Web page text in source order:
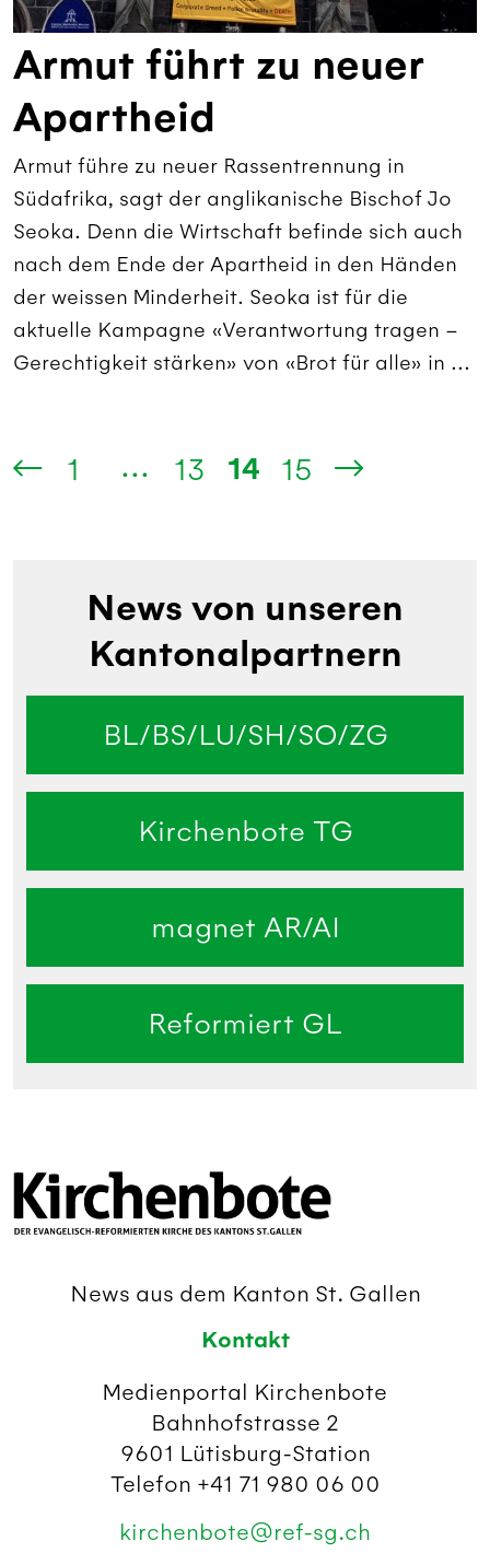
Armut führt zu neuer
Apartheid
Armut führe zu neuer Rassentrennung in
Südafrika, sagt der anglikanische Bischof Jo
Seoka. Denn die Wirtschaft befinde sich auch
nach dem Ende der Apartheid in den Händen
der weissen Minderheit. Seoka ist für die
aktuelle Kampagne «Verantwortung tragen –
Gerechtigkeit stärken» von «Brot für alle» in ...
1 ... 13 14 15
News von unseren
Kantonalpartnern
BL/BS/LU/SH/SO/ZG
Kirchenbote TG
magnet AR/AI
Reformiert GL
News aus dem Kanton St. Gallen
Kontakt
Medienportal Kirchenbote
Bahnhofstrasse 2
9601 Lütisburg-Station
Telefon +41 71 980 06 00
kirchenbote@ref-sg.ch